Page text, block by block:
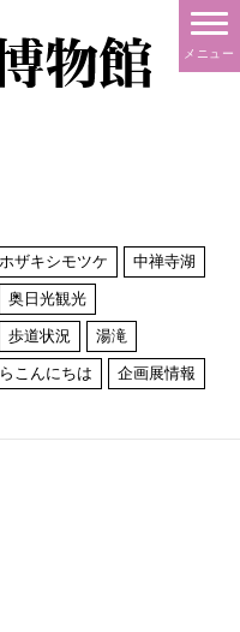
メニュー
ホザキシモツケ 中禅寺湖
奥日光観光
歩道状況 湯滝
こんにちは 企画展情報